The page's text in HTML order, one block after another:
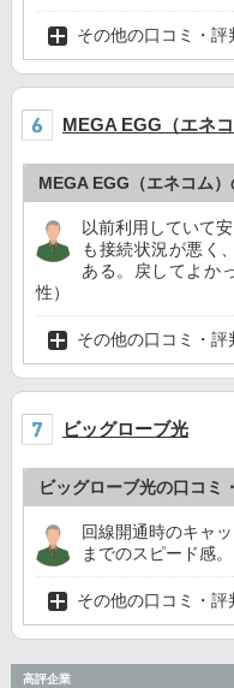
その他の口コミ・評
MEGA EGG（エネコ
MEGA EGG（エネコム
以前利用していて
も接続状況が悪く
ある。戻してよか
性）
その他の口コミ・評
ビッグローブ光
ビッグローブ光の口コミ
回線開通時のキャ
までのスピード感
その他の口コミ・評
高評企業